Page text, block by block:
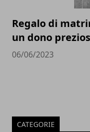
Regalo di
un dono
06/06/2023
CATEGORIE